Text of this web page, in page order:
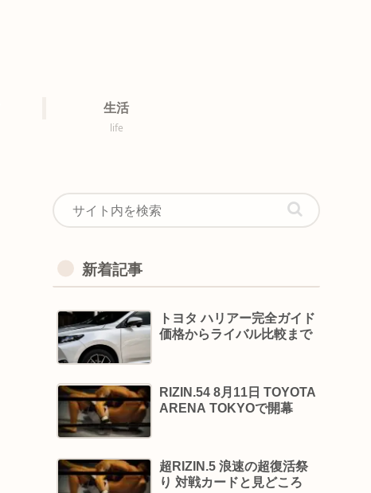
生活
life
新着記事
トヨタ ハリアー完全ガイド
価格からライバル比較まで
RIZIN.54 8月11日 TOYOTA
ARENA TOKYOで開幕
超RIZIN.5 浪速の超復活祭
り 対戦カードと見どころ